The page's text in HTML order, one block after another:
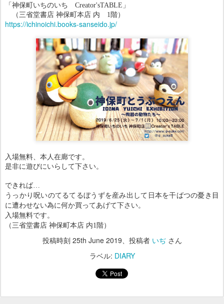
「神保町いちのいち Creator'sTABLE」
（三省堂書店 神保町本店 内 1階）
https://ichinoichi.books-sanseido.jp/
入場無料、本人在廊です。
是非に遊びにいらして下さい。
できれば…
うっかり呪いのてるてるぼうずを産み出して日本を干ばつの憂き目
に遭わせない為に何か買ってあげて下さい。
入場無料です。
（三省堂書店 神保町本店 内1階）
投稿時刻 25th June 2019、投稿者 いぢさん
ラベル: DIARY